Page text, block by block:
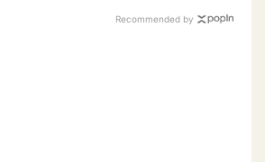
Recommended by